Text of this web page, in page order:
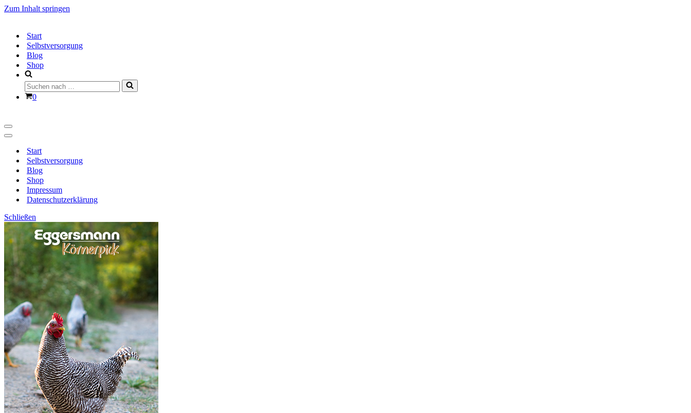
Zum Inhalt springen
Start
Selbstversorgung
Blog
Shop
Suchen
nach …
Warenkorb
0
Navigationsmenü
Navigationsmenü
Start
Selbstversorgung
Blog
Shop
Impressum
Datenschutzerklärung
Schließen